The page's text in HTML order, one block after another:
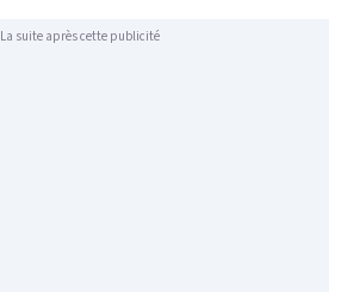
La suite après cette publicité